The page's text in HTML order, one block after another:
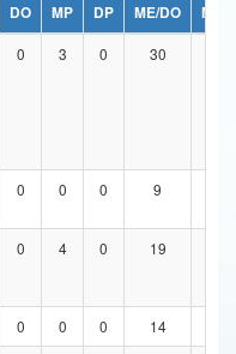
DO MP DP ME/DO
MP/
0 3 0 30
0 0 0 9
0 4 0 19
0 0 0 14